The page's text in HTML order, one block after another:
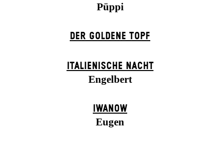
Püppi
DER GOLDENE TOPF
ITALIENISCHE NACHT
Engelbert
IWANOW
Eugen